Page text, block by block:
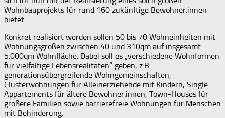
Wohnbauprojekts für rund 160 zukünftige Bewohner:innen
bietet.
Konkret realisiert werden sollen 50 bis 70 Wohneinheiten mit
Wohnungsgrößen zwischen 40 und 310qm auf insgesamt
5.000qm Wohnfläche. Dabei soll es „verschiedene Wohnformen
für vielfältige Lebensrealitäten“ geben, z.B.
generationsübergreifende Wohngemeinschaften,
Clusterwohnungen für Alleinerziehende mit Kindern, Single-
Appartements für ältere Bewohner:innen, Town-Houses für
größere Familien sowie barrierefreie Wohnungen für Menschen
mit Behinderung.